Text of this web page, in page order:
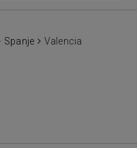
Spanje Valencia